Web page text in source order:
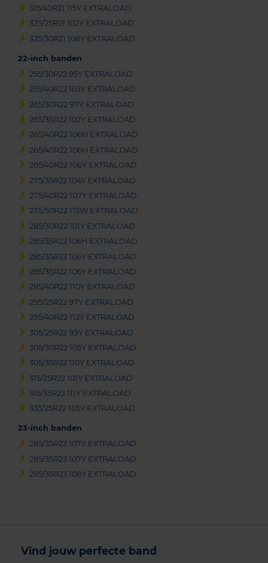
315/40R21 115Y EXTRALOAD
325/25R21 102Y EXTRALOAD
325/30R21 108Y EXTRALOAD
22-inch banden
255/30R22 95Y EXTRALOAD
255/40R22 103Y EXTRALOAD
265/30R22 97Y EXTRALOAD
265/35R22 102Y EXTRALOAD
265/40R22 106H EXTRALOAD
265/40R22 106H EXTRALOAD
265/40R22 106Y EXTRALOAD
275/35R22 104Y EXTRALOAD
275/40R22 107Y EXTRALOAD
275/50R22 115W EXTRALOAD
285/30R22 101Y EXTRALOAD
285/35R22 106H EXTRALOAD
285/35R22 106Y EXTRALOAD
285/35R22 106Y EXTRALOAD
285/40R22 110Y EXTRALOAD
295/25R22 97Y EXTRALOAD
295/40R22 112Y EXTRALOAD
305/25R22 99Y EXTRALOAD
305/30R22 105Y EXTRALOAD
305/35R22 110Y EXTRALOAD
315/25R22 101Y EXTRALOAD
315/35R22 111Y EXTRALOAD
335/25R22 105Y EXTRALOAD
23-inch banden
285/35R23 107Y EXTRALOAD
285/35R23 107Y EXTRALOAD
295/35R23 108Y EXTRALOAD
Vind jouw perfecte band